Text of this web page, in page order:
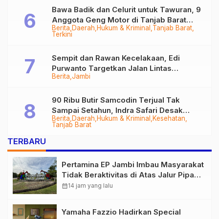
Berita Daerah Hukum & Kriminal Tanjab Barat
Terkini
Bawa Badik dan Celurit untuk Tawuran, 9
Anggota Geng Motor di Tanjab Barat
Diringkus
Berita Jambi
Sempit dan Rawan Kecelakaan, Edi
Purwanto Targetkan Jalan Lintas
Tungkal-Jambi Mulus di 2028
Berita Daerah Hukum & Kriminal
Kesehatan
Tanjab Barat
90 Ribu Butir Samcodin Terjual Tak
Sampai Setahun, Indra Safari Desak
Audit Menyeluruh
TERBARU
Pertamina EP Jambi Imbau Masyarakat
Tidak Beraktivitas di Atas Jalur Pipa
Migas Demi Keselamatan Bersama
calendar_month14 jam yang lalu
Yamaha Fazzio Hadirkan Special